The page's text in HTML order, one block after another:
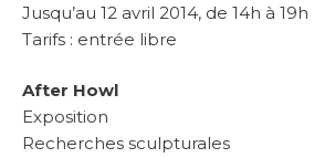
Jusqu’au 12 avril 2014, de 14h à 19h
Tarifs : entrée libre
After Howl
Exposition
Recherches sculpturales